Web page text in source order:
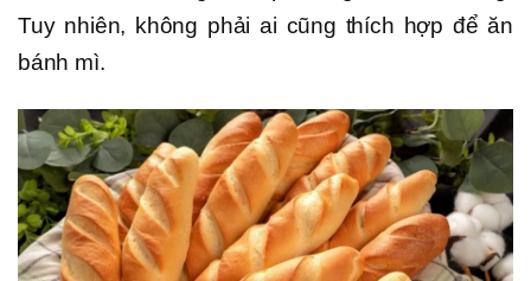
Tuy nhiên, không phải ai cũng thích hợp để ăn
bánh mì.